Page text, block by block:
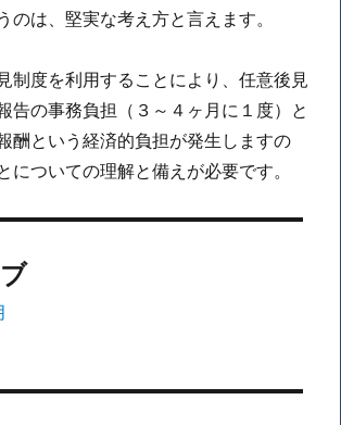
のは、堅実な考え方と言えます。
制度を利用することにより、任意後見
告の事務負担（３～４ヶ月に１度）と
酬という経済的負担が発生しますの
についての理解と備えが必要です。